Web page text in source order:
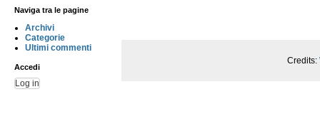
Naviga tra le pagine
Archivi
Categorie
Ultimi commenti
Accedi
Log in
Credits: